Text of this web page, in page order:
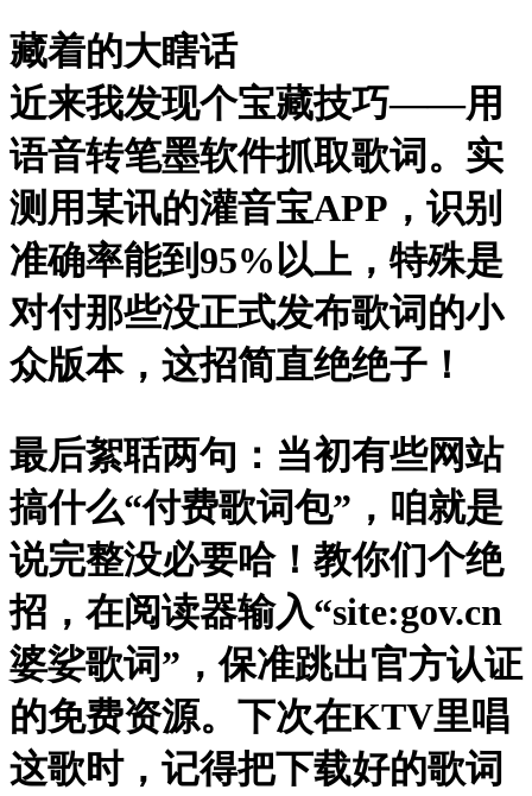
藏着的大瞎话
近来我发现个宝藏技巧——用
语音转笔墨软件抓取歌词。实
测用某讯的灌音宝APP，识别
准确率能到95%以上，特殊是
对付那些没正式发布歌词的小
众版本，这招简直绝绝子！
最后絮聒两句 ：当初有些网站
搞什么“付费歌词包”，咱就是
说完整没必要哈！教你们个绝
招，在阅读器输入“site:gov.cn
婆娑歌词”，保准跳出官方认证
的免费资源。下次在KTV里唱
这歌时，记得把下载好的歌词